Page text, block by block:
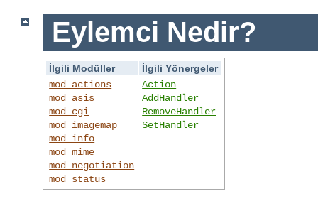
Eylemci Nedir?
İlgili Modüller
İlgili Yönergeler
mod_actions
mod_asis
mod_cgi
mod_imagemap
mod_info
mod_mime
mod_negotiation
mod_status
Action
AddHandler
RemoveHandler
SetHandler